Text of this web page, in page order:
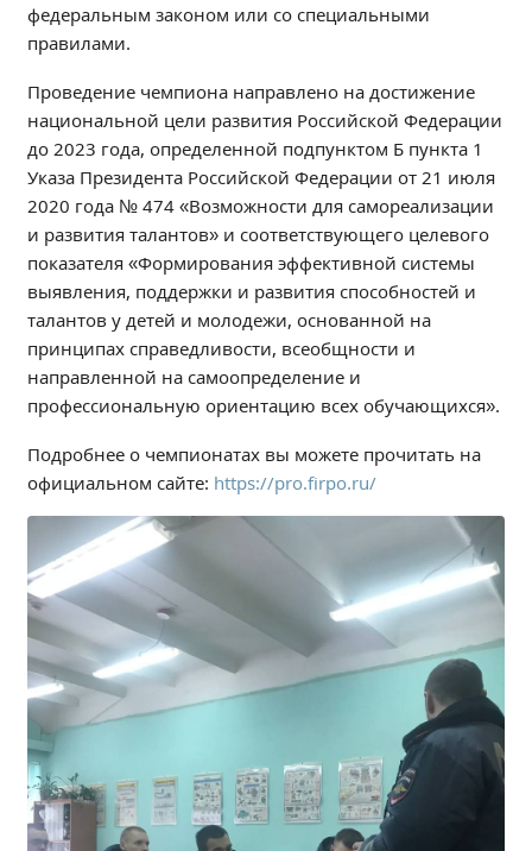
Локальные акты
ВОСПИТАТЕЛЬНАЯ РАБОТА
Безопасность на железной дороге
Дополнительное образование
Информационная безопасность
Информация для детей-сирот
Памятные даты военной истории
Пожарная безопасность
Программа воспитания
Противодействие терроризму
Профилактическая работа
Работа педагога-психолога
Студенческий совет
Студенческий спортивный клуб
МЕТОДИЧЕСКАЯ РАБОТА
В помощь педагогам и мастерам ПО
ПРОЧЕЕ
История нашего техникума
Фотографии техникума
федеральным законом или со специальными
правилами.
Проведение чемпиона направлено на достижение
национальной цели развития Российской Федерации
до 2023 года, определенной подпунктом Б пункта 1
Указа Президента Российской Федерации от 21 июля
2020 года № 474 «Возможности для самореализации
и развития талантов» и соответствующего целевого
показателя «Формирования эффективной системы
выявления, поддержки и развития способностей и
талантов у детей и молодежи, основанной на
принципах справедливости, всеобщности и
направленной на самоопределение и
профессиональную ориентацию всех обучающихся».
Подробнее о чемпионатах вы можете прочитать на
официальном сайте: https://pro.firpo.ru/